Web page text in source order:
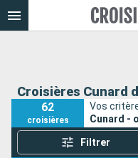
Croisières Cunard
62
croisières
Vos
Cunard -
Filtrer